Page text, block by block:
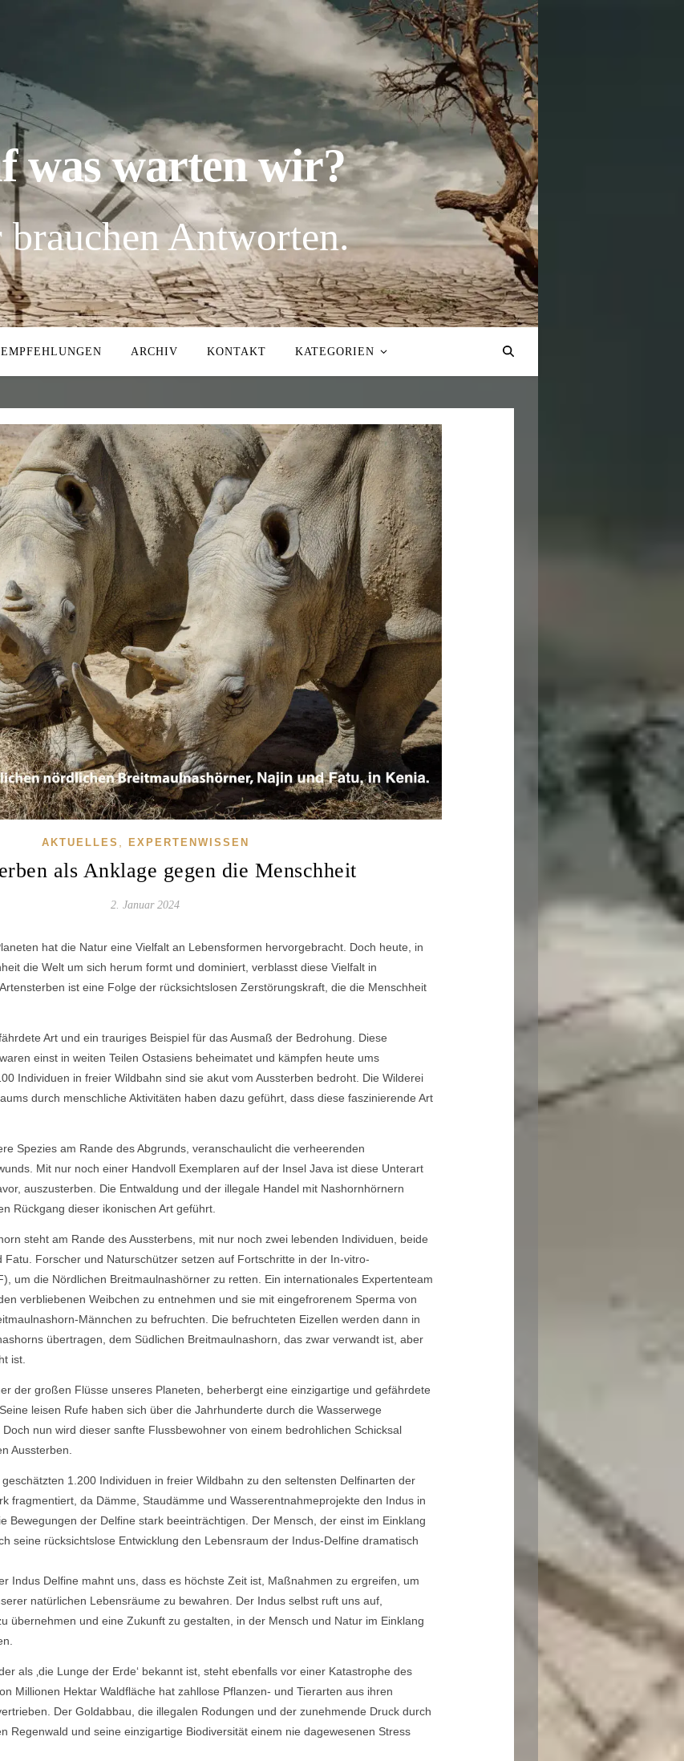
was warten wir?
Antworten.
EMPFEHLUNGEN ARCHIV KONTAKT KATEGORIEN
AKTUELLES EXPERTENWISSEN
als Anklage gegen die Menschheit
2. Januar 2024
hat die Natur eine Vielfalt an Lebensformen hervorgebracht. Doch heute, in
die Welt um sich herum formt und dominiert, verblasst diese Vielfalt in
ist eine Folge der rücksichtslosen Zerstörungskraft, die die Menschheit
Art und ein trauriges Beispiel für das Ausmaß der Bedrohung. Diese
einst in weiten Teilen Ostasiens beheimatet und kämpfen heute ums
Individuen in freier Wildbahn sind sie akut vom Aussterben bedroht. Die Wilderei
durch menschliche Aktivitäten haben dazu geführt, dass diese faszinierende Art
Spezies am Rande des Abgrunds, veranschaulicht die verheerenden
Mit nur noch einer Handvoll Exemplaren auf der Insel Java ist diese Unterart
auszusterben. Die Entwaldung und der illegale Handel mit Nashornhörnern
Rückgang dieser ikonischen Art geführt.
steht am Rande des Aussterbens, mit nur noch zwei lebenden Individuen, beide
Fatu. Forscher und Naturschützer setzen auf Fortschritte in der In-vitro-
um die Nördlichen Breitmaulnashörner zu retten. Ein internationales Expertenteam
verbliebenen Weibchen zu entnehmen und sie mit eingefrorenem Sperma von
Männchen zu befruchten. Die befruchteten Eizellen werden dann in
übertragen, dem Südlichen Breitmaulnashorn, das zwar verwandt ist, aber
ist.
der großen Flüsse unseres Planeten, beherbergt eine einzigartige und gefährdete
leisen Rufe haben sich über die Jahrhunderte durch die Wasserwege
nun wird dieser sanfte Flussbewohner von einem bedrohlichen Schicksal
Aussterben.
1.200 Individuen in freier Wildbahn zu den seltensten Delfinarten der
fragmentiert, da Dämme, Staudämme und Wasserentnahmeprojekte den Indus in
Bewegungen der Delfine stark beeinträchtigen. Der Mensch, der einst im Einklang
seine rücksichtslose Entwicklung den Lebensraum der Indus-Delfine dramatisch
Indus Delfine mahnt uns, dass es höchste Zeit ist, Maßnahmen zu ergreifen, um
natürlichen Lebensräume zu bewahren. Der Indus selbst ruft uns auf,
übernehmen und eine Zukunft zu gestalten, in der Mensch und Natur im Einklang
als ‚die Lunge der Erde‘ bekannt ist, steht ebenfalls vor einer Katastrophe des
Millionen Hektar Waldfläche hat zahllose Pflanzen- und Tierarten aus ihren
Der Goldabbau, die illegalen Rodungen und der zunehmende Druck durch
Regenwald und seine einzigartige Biodiversität einem nie dagewesenen Stress